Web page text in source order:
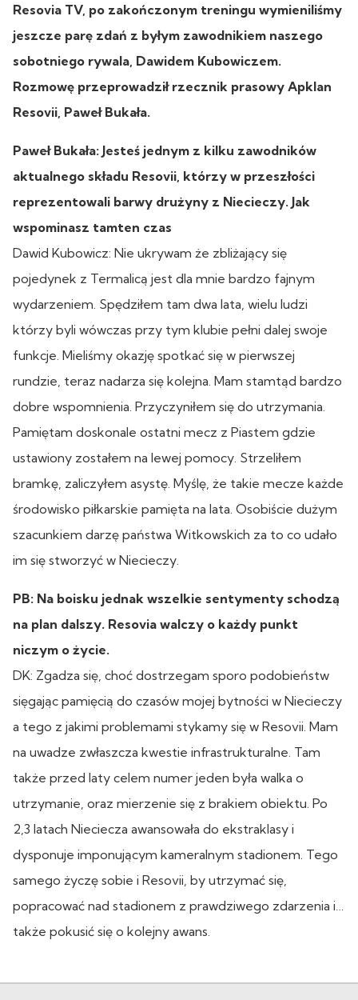
Resovia TV, po zakończonym treningu wymieniliśmy
jeszcze parę zdań z byłym zawodnikiem naszego
sobotniego rywala, Dawidem Kubowiczem.
Rozmowę przeprowadził rzecznik prasowy Apklan
Resovii, Paweł Bukała.
Paweł Bukała: Jesteś jednym z kilku zawodników
aktualnego składu Resovii, którzy w przeszłości
reprezentowali barwy drużyny z Niecieczy. Jak
wspominasz tamten czas
Dawid Kubowicz: Nie ukrywam że zbliżający się
pojedynek z Termalicą jest dla mnie bardzo fajnym
wydarzeniem. Spędziłem tam dwa lata, wielu ludzi
którzy byli wówczas przy tym klubie pełni dalej swoje
funkcje. Mieliśmy okazję spotkać się w pierwszej
rundzie, teraz nadarza się kolejna. Mam stamtąd bardzo
dobre wspomnienia. Przyczyniłem się do utrzymania.
Pamiętam doskonale ostatni mecz z Piastem gdzie
ustawiony zostałem na lewej pomocy. Strzeliłem
bramkę, zaliczyłem asystę. Myślę, że takie mecze każde
środowisko piłkarskie pamięta na lata. Osobiście dużym
szacunkiem darzę państwa Witkowskich za to co udało
im się stworzyć w Niecieczy.
PB: Na boisku jednak wszelkie sentymenty schodzą
na plan dalszy. Resovia walczy o każdy punkt
niczym o życie.
DK: Zgadza się, choć dostrzegam sporo podobieństw
sięgając pamięcią do czasów mojej bytności w Niecieczy
a tego z jakimi problemami stykamy się w Resovii. Mam
na uwadze zwłaszcza kwestie infrastrukturalne. Tam
także przed laty celem numer jeden była walka o
utrzymanie, oraz mierzenie się z brakiem obiektu. Po
2,3 latach Nieciecza awansowała do ekstraklasy i
dysponuje imponującym kameralnym stadionem. Tego
samego życzę sobie i Resovii, by utrzymać się,
popracować nad stadionem z prawdziwego zdarzenia i…
także pokusić się o kolejny awans.